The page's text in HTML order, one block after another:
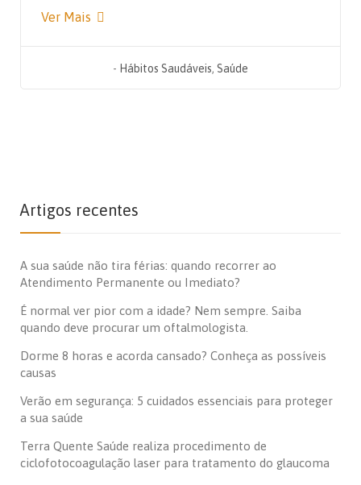
Ver Mais
- Hábitos Saudáveis, Saúde
Artigos recentes
A sua saúde não tira férias: quando recorrer ao
Atendimento Permanente ou Imediato?
É normal ver pior com a idade? Nem sempre. Saiba
quando deve procurar um oftalmologista.
Dorme 8 horas e acorda cansado? Conheça as possíveis
causas
Verão em segurança: 5 cuidados essenciais para proteger
a sua saúde
Terra Quente Saúde realiza procedimento de
ciclofotocoagulação laser para tratamento do glaucoma